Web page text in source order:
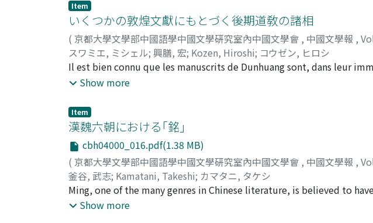
Item
いくつかの敦煌文獻にもとづく後期道敎の諸相
( 京都大學文學部中國語學中國文學硏究室內中國文學會 , 中國文學報 ,
スワミエ, ミシェル; 興膳, 宏; Kozen, Hiroshi; コウゼン, ヒロシ
Il est bien connu que les manuscrits de Dunhuang sont, dans leur
vrai qu'il y a des matériaux non bouddhiques, mais il est le plus
place particulière doit être faite aux manuscrits taoîques. A la
nous donnent presque aucun renseignement concret sur la
d'ailleurs que le taoīsme a disparu, sous sa forme organisée, au plus
les années 780. Ce n'est, bien entendu, qu'une hypothèse. A défaut
apportent cependant un certain éclairage sur le taoīsme
3562V0. On peut le considérer comme issu d'une communauté
était le taoīsme. C'est un recueil de 24 textes divers, dont 12 sont
l'âme de certains défunts. En particulier, les 5e et 6e textes, pour
Show more
Item
漢魏六朝における｢銘｣
cbh04000_016.pdf(1.38 MB)
( 京都大學文學部中國語學中國文學硏究室內中國文學會 , 中國文學報 ,
釜谷, 武志; Kamatani, Takeshi; カマタニ, タケシ
Ming, one of the many genres in Chinese literature, is believed to
However, its origin can actually be traced much earlier to inscriptions
Show more